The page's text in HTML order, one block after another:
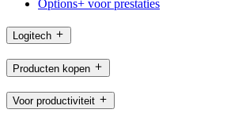
Options+ voor prestaties
Logitech
Producten kopen
Voor productiviteit